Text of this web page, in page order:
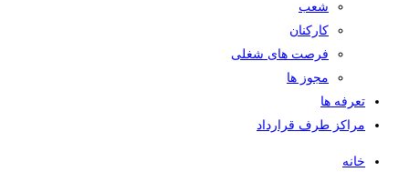
شعب
کارکنان
فرصت های شغلی
مجوز ها
تعرفه ها
مراکز طرف قرارداد
خانه